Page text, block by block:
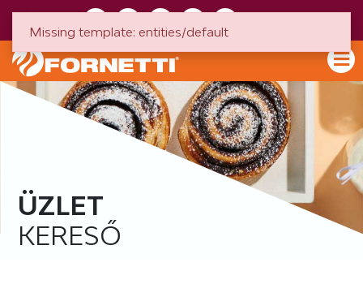
ÜZLET
KERESŐ
Missing template: entities/default